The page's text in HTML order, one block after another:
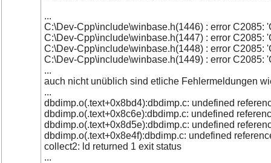
...
C:\Dev-Cpp\include\winbase.h(1446) : error C2085:
C:\Dev-Cpp\include\winbase.h(1447) : error C2085:
C:\Dev-Cpp\include\winbase.h(1448) : error C2085:
C:\Dev-Cpp\include\winbase.h(1449) : error C2085:
...
auch nicht unüblich sind etliche Fehlermeldungen
...
dbdimp.o(.text+0x8bd4):dbdimp.c: undefined
dbdimp.o(.text+0x8c6e):dbdimp.c: undefined
dbdimp.o(.text+0x8d5e):dbdimp.c: undefined
dbdimp.o(.text+0x8e4f):dbdimp.c: undefined
collect2: ld returned 1 exit status
...